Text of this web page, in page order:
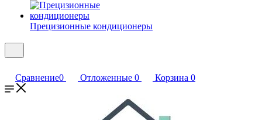
Прецизионные кондиционеры
Сравнение0 Отложенные 0 Корзина 0